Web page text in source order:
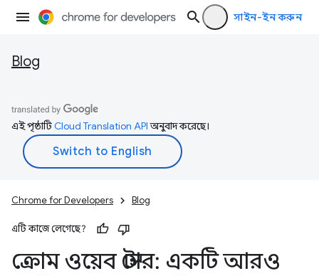
সাইন-ইন করুন
Blog
এই পৃষ্ঠাটিCloud Translation APIঅনুবাদ করেছে।
Chrome for Developers Blog
এটি কাজে লেগেছে?
ক্রোম ওয়েব স্টোর: একটি আরও